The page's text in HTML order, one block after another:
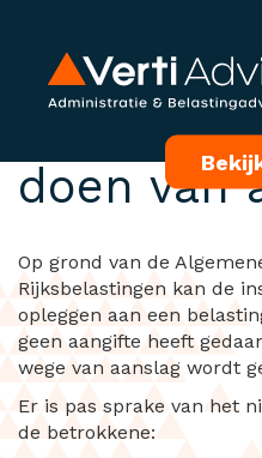
Boete
doen van
Op grond van de
Rijksbelastingen kan de
opleggen aan een
geen aangifte heeft
wege van aanslag wordt
Er is pas sprake van het
de betrokkene: